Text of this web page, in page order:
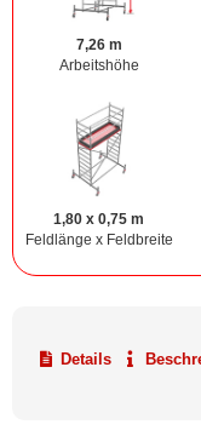
7,26 m
Arbeitshöhe
1,80 x 0,75 m
Feldlänge x Feldbreite
Details